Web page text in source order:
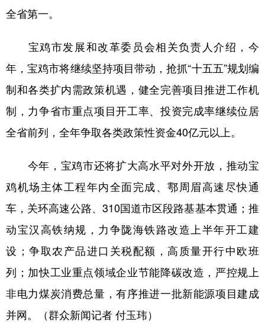
全省第一。
宝鸡市发展和改革委员会相关负责人介绍，今
年，宝鸡市将继续坚持项目带动，抢抓“十五五”规划编
制和各类扩内需政策机遇，健全完善项目推进工作机
制，力争省市重点项目开工率、投资完成率继续位居
全省前列，全年争取各类政策性资金40亿元以上。
今年，宝鸡市还将扩大高水平对外开放，推动宝
鸡机场主体工程年内全面完成、鄠周眉高速尽快通
车，关环高速公路、310国道市区段路基基本贯通；推
动宝汉高铁纳规，力争陇海铁路改造上半年开工建
设；争取农产品进口关税配额，高质量开行中欧班
列；加快工业重点领域企业节能降碳改造，严控规上
非电力煤炭消费总量，有序推进一批新能源项目建成
并网。（群众新闻记者 付玉玮）